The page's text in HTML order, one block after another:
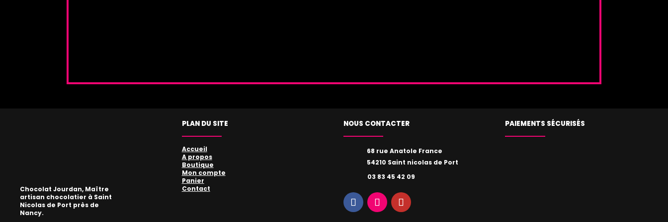
Chocolat Jourdan, Maître
artisan chocolatier à Saint
Nicolas de Port près de
Nancy.
PLAN DU SITE
Accueil
A propos
Boutique
Mon compte
Panier
Contact
NOUS CONTACTER
68 rue Anatole France
54210 Saint nicolas de Port
03 83 45 42 09
PAIEMENTS SÉCURISÉS